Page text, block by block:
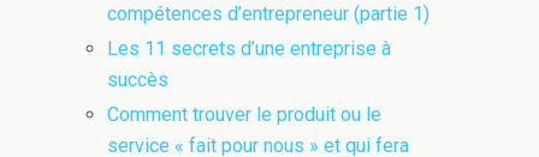
compétences d’entrepreneur (partie 1)
Les 11 secrets d’une entreprise à
succès
Comment trouver le produit ou le
service « fait pour nous » et qui fera